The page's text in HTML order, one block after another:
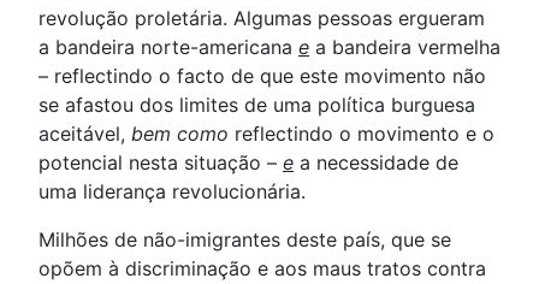
revolução proletária. Algumas pessoas ergueram
a bandeira norte-americana e a bandeira vermelha
– reflectindo o facto de que este movimento não
se afastou dos limites de uma política burguesa
aceitável, bem como reflectindo o movimento e o
potencial nesta situação – e a necessidade de
uma liderança revolucionária.
Milhões de não-imigrantes deste país, que se
opõem à discriminação e aos maus tratos contra